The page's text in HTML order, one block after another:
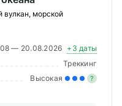
вулкан, морской
— 20.08.2026 +3 даты
Треккинг
Высокая ?